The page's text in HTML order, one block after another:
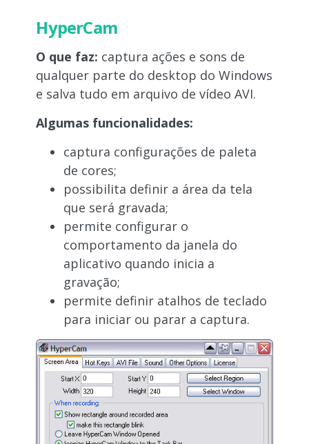
HyperCam
O que faz: captura ações e sons de
qualquer parte do desktop do Windows
e salva tudo em arquivo de vídeo AVI.
Algumas funcionalidades:
captura configurações de paleta
de cores;
possibilita definir a área da tela
que será gravada;
permite configurar o
comportamento da janela do
aplicativo quando inicia a
gravação;
permite definir atalhos de teclado
para iniciar ou parar a captura.